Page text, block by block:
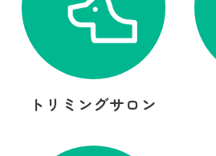
トリミングサロン